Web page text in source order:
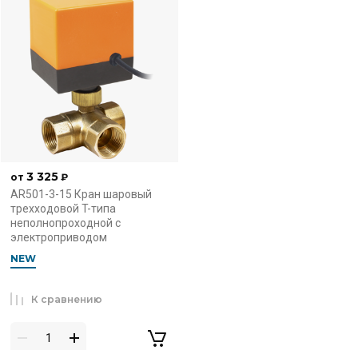
от 3 325 ₽
AR501-3-15 Кран шаровый
трехходовой T-типа
неполнопроходной с
электроприводом
NEW
К сравнению